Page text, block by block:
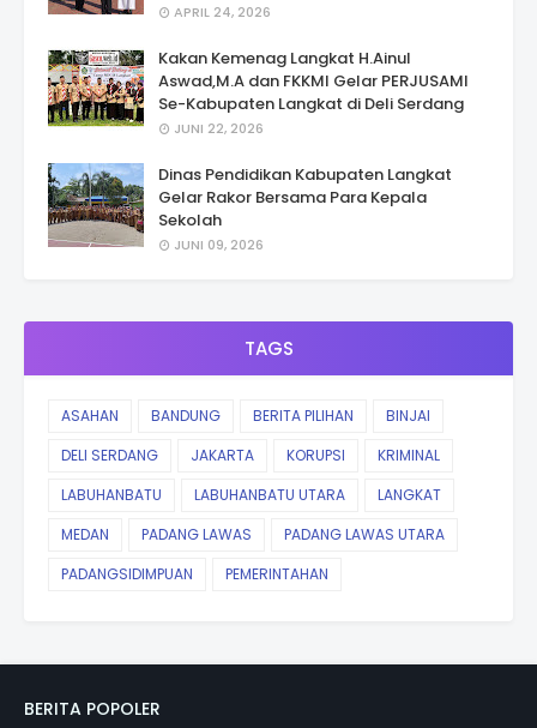
APRIL 24, 2026
Kakan Kemenag Langkat H.Ainul
Aswad,M.A dan FKKMI Gelar PERJUSAMI
Se-Kabupaten Langkat di Deli Serdang
JUNI 22, 2026
Dinas Pendidikan Kabupaten Langkat
Gelar Rakor Bersama Para Kepala
Sekolah
JUNI 09, 2026
TAGS
ASAHAN BANDUNG BERITA PILIHAN
BINJAI
DELI SERDANG
JAKARTA KORUPSI
KRIMINAL
LABUHANBATU
LABUHANBATU UTARA
LANGKAT
MEDAN
PADANG LAWAS
PADANG LAWAS UTARA
PADANGSIDIMPUAN
PEMERINTAHAN
BERITA POPOLER